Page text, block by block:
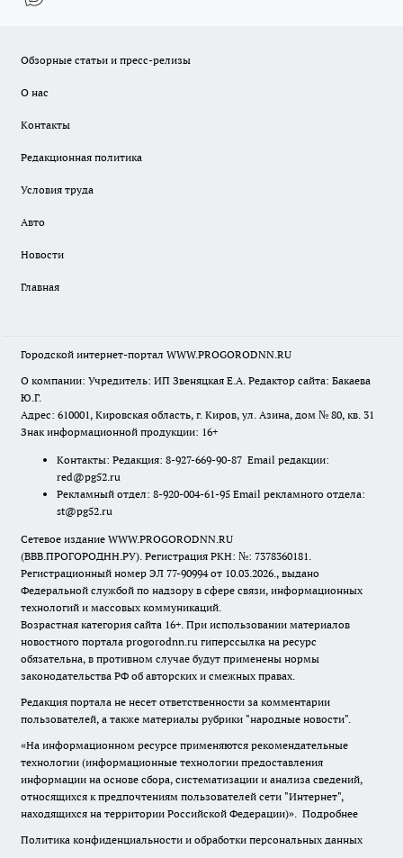
Обзорные статьи и пресс-релизы
О нас
Контакты
Редакционная политика
Условия труда
Авто
Новости
Главная
Городской интернет-портал WWW.PROGORODNN.RU
О компании: Учредитель: ИП Звеняцкая Е.А. Редактор сайта: Бакаева
Ю.Г.
Адрес: 610001, Кировская область, г. Киров, ул. Азина, дом № 80, кв. 31
Знак информационной продукции: 16+
Контакты: Редакция: 8-927-669-90-87 Email редакции:
red@pg52.ru
Рекламный отдел: 8-920-004-61-95 Email рекламного отдела:
st@pg52.ru
Сетевое издание WWW.PROGORODNN.RU
(ВВВ.ПРОГОРОДНН.РУ). Регистрация РКН: №: 7378360181.
Регистрационный номер ЭЛ 77-90994 от 10.03.2026., выдано
Федеральной службой по надзору в сфере связи, информационных
технологий и массовых коммуникаций.
Возрастная категория сайта 16+. При использовании материалов
новостного портала progorodnn.ru гиперссылка на ресурс
обязательна, в противном случае будут применены нормы
законодательства РФ об авторских и смежных правах.
Редакция портала не несет ответственности за комментарии
пользователей, а также материалы рубрики "народные новости".
«На информационном ресурсе применяются рекомендательные
технологии (информационные технологии предоставления
информации на основе сбора, систематизации и анализа сведений,
относящихся к предпочтениям пользователей сети "Интернет",
находящихся на территории Российской Федерации)». Подробнее
Политика конфиденциальности и обработки персональных данных